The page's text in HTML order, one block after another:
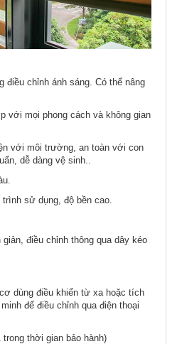
điều chỉnh ánh sáng. Có thể nâng
với mọi phong cách và không gian
với môi trường, an toàn với con
dễ dàng vệ sinh..
sử dụng, độ bền cao.
điều chỉnh thông qua dây kéo
dùng điều khiển từ xa hoặc tích
để điều chỉnh qua điện thoại
thời gian bảo hành)